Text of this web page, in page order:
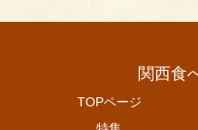
関西食
TOPページ